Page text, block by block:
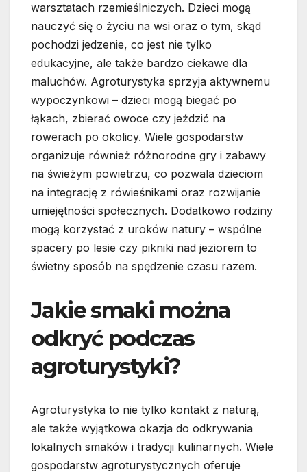
warsztatach rzemieślniczych. Dzieci mogą
nauczyć się o życiu na wsi oraz o tym, skąd
pochodzi jedzenie, co jest nie tylko
edukacyjne, ale także bardzo ciekawe dla
maluchów. Agroturystyka sprzyja aktywnemu
wypoczynkowi – dzieci mogą biegać po
łąkach, zbierać owoce czy jeździć na
rowerach po okolicy. Wiele gospodarstw
organizuje również różnorodne gry i zabawy
na świeżym powietrzu, co pozwala dzieciom
na integrację z rówieśnikami oraz rozwijanie
umiejętności społecznych. Dodatkowo rodziny
mogą korzystać z uroków natury – wspólne
spacery po lesie czy pikniki nad jeziorem to
świetny sposób na spędzenie czasu razem.
Jakie smaki można
odkryć podczas
agroturystyki?
Agroturystyka to nie tylko kontakt z naturą,
ale także wyjątkowa okazja do odkrywania
lokalnych smaków i tradycji kulinarnych. Wiele
gospodarstw agroturystycznych oferuje